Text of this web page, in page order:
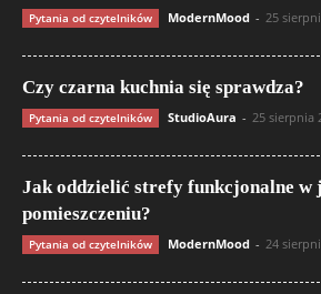
Pytania od czytelników ModernMood - 25
Czy czarna kuchnia się sprawdza?
Pytania od czytelników StudioAura - 25 sierpnia
Jak oddzielić strefy funkcjonalne w
pomieszczeniu?
Pytania od czytelników ModernMood - 24